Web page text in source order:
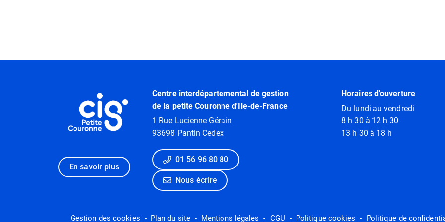
Informations utiles
En savoir plus
Centre interdépartemental de gestion
de la petite Couronne d'Ile-de-France
1 Rue Lucienne Gérain
93698 Pantin Cedex
01 56 96 80 80
Nous écrire
Horaires d'ouverture
Du lundi au vendredi
8 h 30 à 12 h 30
13 h 30 à 18 h
Gestion des cookies Plan du site Mentions légales CGU Politique cookies Politique de